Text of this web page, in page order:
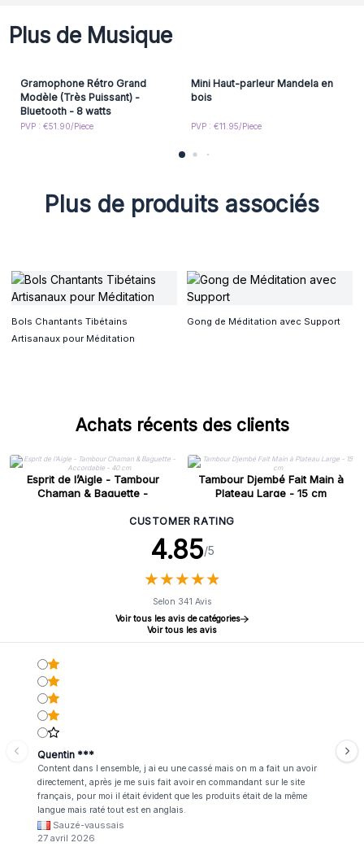
Plus de Musique
Gramophone Rétro Grand
Modèle (Très Puissant) -
Bluetooth - 8 watts
PVP : €51.90/Piece
Mini Haut-parleur Mandela en
bois
PVP : €11.95/Piece
Plus de produits associés
Bols Chantants Tibétains
Artisanaux pour Méditation
Gong de Méditation avec Support
Achats récents des clients
Esprit de l’Aigle - Tambour
Chaman & Baguette -
Tambour Djembé Fait Main à
Plateau Large - 15 cm
CUSTOMER RATING
4.85/5
★★★★★
★★★★★
Selon 341 Avis
Voir tous les avis de catégories
Voir tous les avis
Quentin ***
Content dans l ensemble, j ai eu une cassé mais on m a fait un avoir
directement, après je me suis fait avoir en commandant sur le site
français, pour moi il était évident que les produits était de la même
langue mais raté tout est en anglais.
Sauzé-vaussais
27 avril 2026